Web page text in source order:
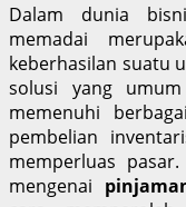
Dalam dunia
memadai
keberhasilan suatu
solusi yang
memenuhi
pembelian
memperluas
mengenai